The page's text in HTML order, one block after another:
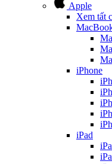
Apple
Xem tất
iPhone
iPad